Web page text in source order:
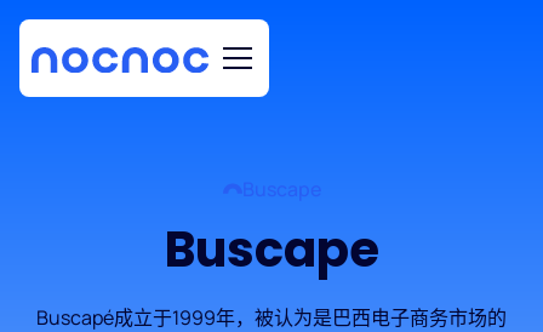
Buscape
Buscape
Buscapé成立于1999年，被认为是巴西电子商务市场的